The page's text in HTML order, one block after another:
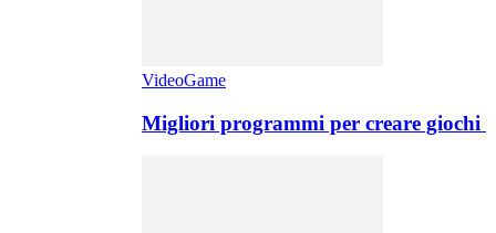
VideoGame
Migliori programmi per creare giochi